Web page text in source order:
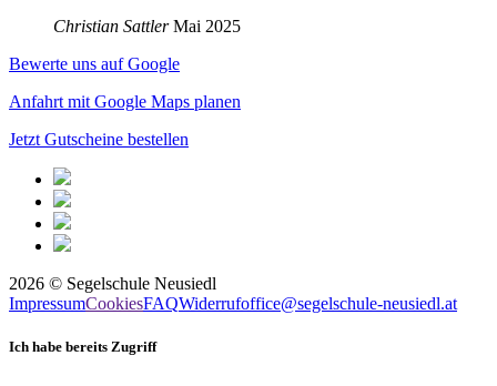
Christian Sattler Mai 2025
Bewerte uns auf Google
Anfahrt mit Google Maps planen
Jetzt Gutscheine bestellen
2026 © Segelschule Neusiedl
ImpressumCookiesFAQWiderrufoffice@segelschule-neusiedl.at
Ich habe bereits Zugriff